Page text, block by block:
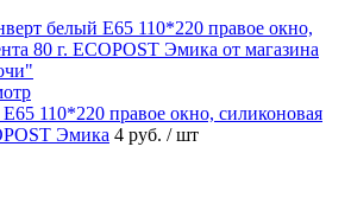
110*220 правое окно, силиконовая
Эмика 4 руб. / шт